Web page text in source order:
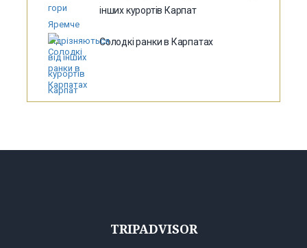
інших курортів Карпат
Солодкі ранки в Карпатах
TRIPADVISOR